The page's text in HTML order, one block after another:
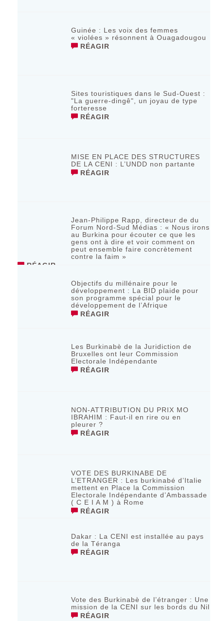
Guinée : Les voix des femmes
« violées » résonnent à Ouagadougou
RÉAGIR
Sites touristiques dans le Sud-Ouest :
"La guerre-dingê", un joyau de type
forteresse
RÉAGIR
MISE EN PLACE DES STRUCTURES
DE LA CENI : L’UNDD non partante
RÉAGIR
Jean-Philippe Rapp, directeur de du
Forum Nord-Sud Médias : « Nous irons
au Burkina pour écouter ce que les
gens ont à dire et voir comment on
peut ensemble faire concrètement
contre la faim »
RÉAGIR
Objectifs du millénaire pour le
développement : La BID plaide pour
son programme spécial pour le
développement de l’Afrique
RÉAGIR
Les Burkinabè de la Juridiction de
Bruxelles ont leur Commission
Electorale Indépendante
RÉAGIR
NON-ATTRIBUTION DU PRIX MO
IBRAHIM : Faut-il en rire ou en
pleurer ?
RÉAGIR
VOTE DES BURKINABE DE
L’ETRANGER : Les burkinabé d’Italie
mettent en Place la Commission
Electorale Indépendante d’Ambassade
( C E I A M ) à Rome
RÉAGIR
Dakar : La CENI est installée au pays
de la Téranga
RÉAGIR
Vote des Burkinabè de l’étranger : Une
mission de la CENI sur les bords du Nil
RÉAGIR